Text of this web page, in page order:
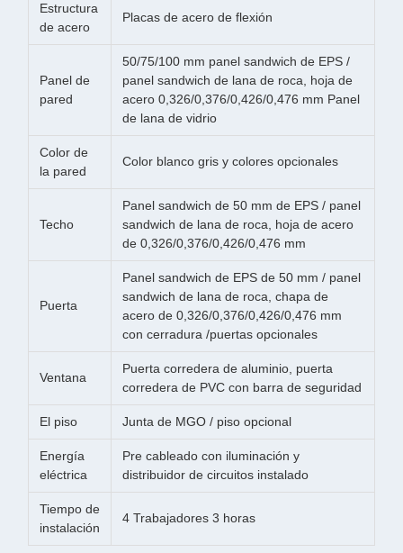
Estructura
de acero
Placas de acero de flexión
Panel de
pared
50/75/100 mm panel sandwich de EPS /
panel sandwich de lana de roca, hoja de
acero 0,326/0,376/0,426/0,476 mm Panel
de lana de vidrio
Color de
la pared
Color blanco gris y colores opcionales
Techo
Panel sandwich de 50 mm de EPS / panel
sandwich de lana de roca, hoja de acero
de 0,326/0,376/0,426/0,476 mm
Puerta
Panel sandwich de EPS de 50 mm / panel
sandwich de lana de roca, chapa de
acero de 0,326/0,376/0,426/0,476 mm
con cerradura /puertas opcionales
Ventana
Puerta corredera de aluminio, puerta
corredera de PVC con barra de seguridad
El piso Junta de MGO / piso opcional
Energía
eléctrica
Pre cableado con iluminación y
distribuidor de circuitos instalado
Tiempo de
instalación
4 Trabajadores 3 horas